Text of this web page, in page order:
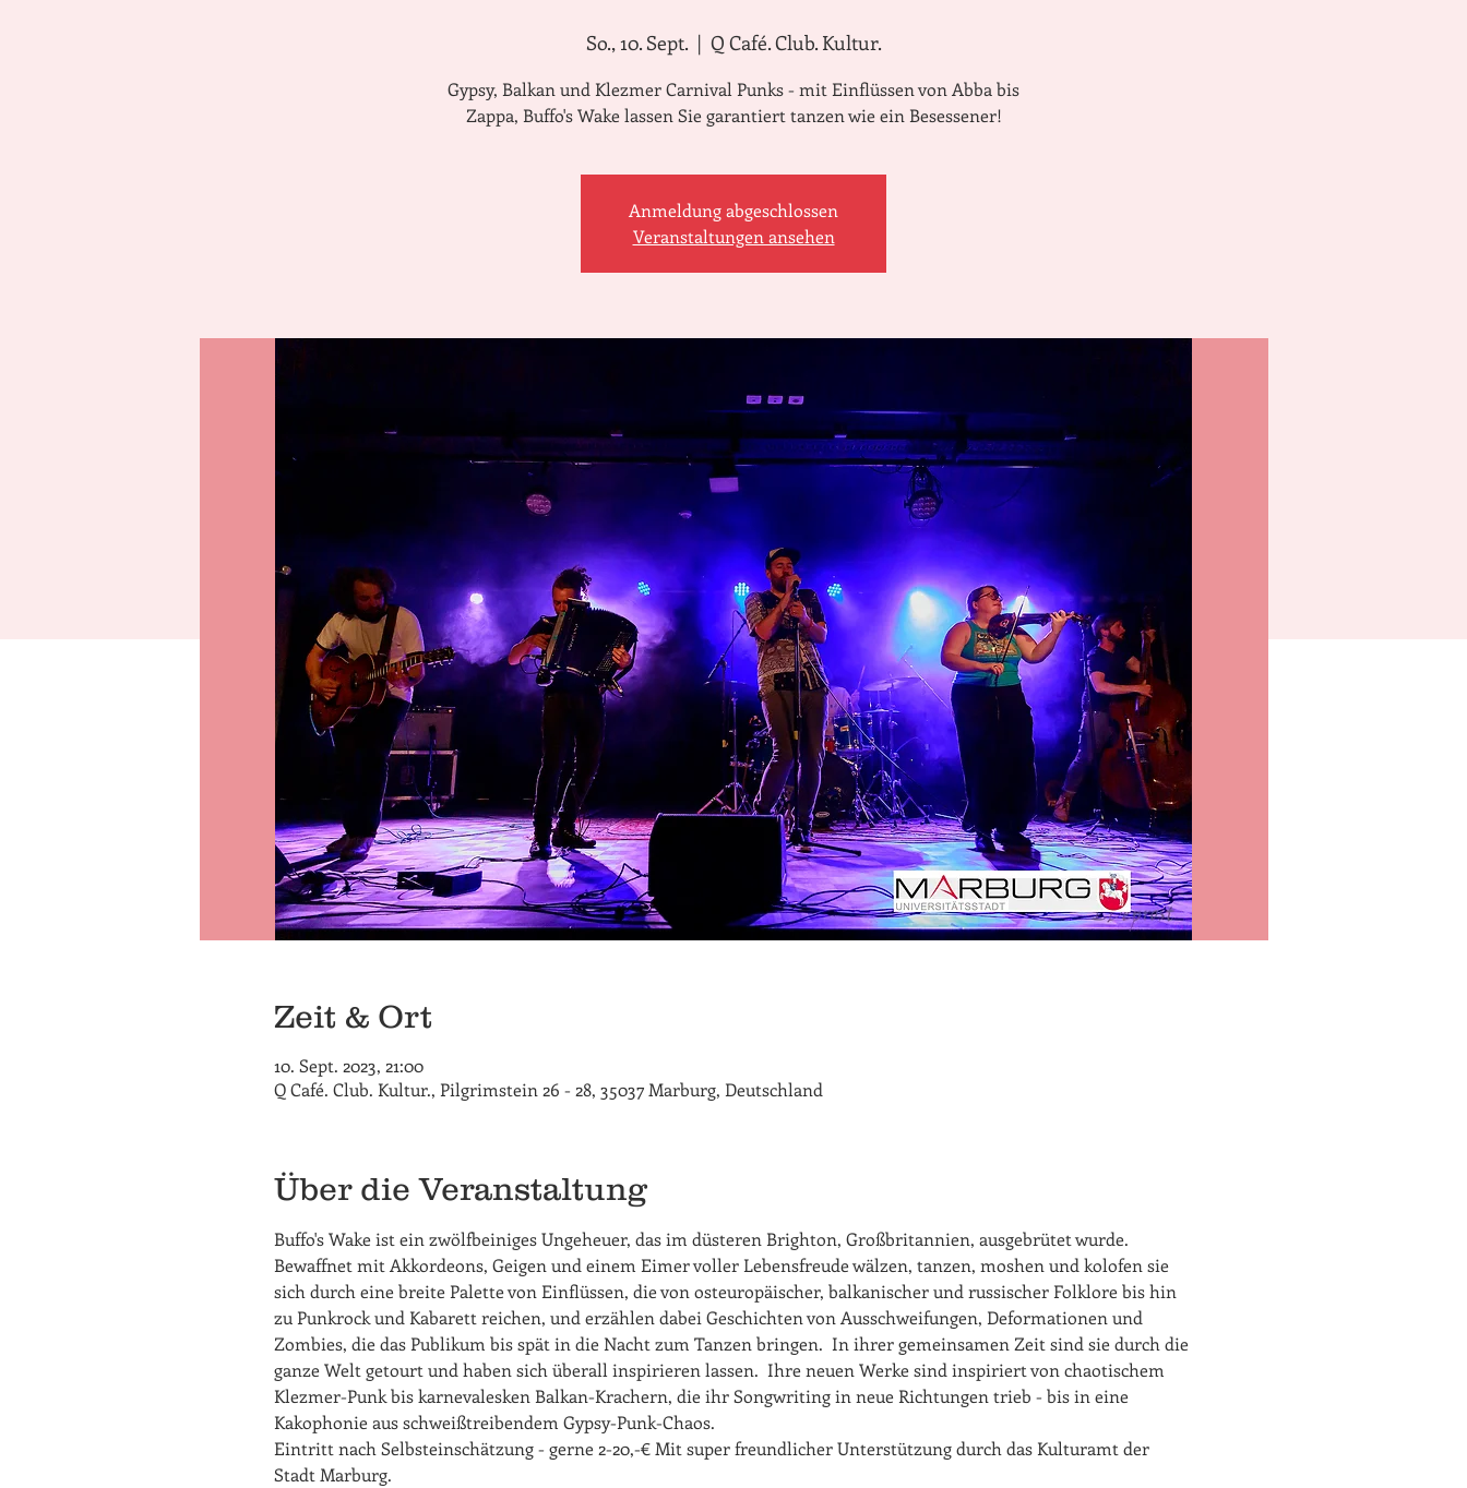
So., 10. Sept.
  |
Q Café. Club. Kultur.
Gypsy, Balkan und Klezmer Carnival Punks - mit Einflüssen von Abba bis
Anmeldung abgeschlossen
Veranstaltungen ansehen
Zeit & Ort
10. Sept. 2023, 21:00
Q Café. Club. Kultur., Pilgrimstein 26 - 28, 35037 Marburg, Deutschland
Über die Veranstaltung
Buffo's Wake ist ein zwölfbeiniges Ungeheuer, das im düsteren Brighton, Großbritannien, ausgebrütet wurde.
Bewaffnet mit Akkordeons, Geigen und einem Eimer voller Lebensfreude wälzen, tanzen, moshen und kolofen sie
sich durch eine breite Palette von Einflüssen, die von osteuropäischer, balkanischer und russischer Folklore bis hin
zu Punkrock und Kabarett reichen, und erzählen dabei Geschichten von Ausschweifungen, Deformationen und
Zombies, die das Publikum bis spät in die Nacht zum Tanzen bringen.  In ihrer gemeinsamen Zeit sind sie durch die
ganze Welt getourt und haben sich überall inspirieren lassen.  Ihre neuen Werke sind inspiriert von chaotischem
Klezmer-Punk bis karnevalesken Balkan-Krachern, die ihr Songwriting in neue Richtungen trieb - bis in eine
Kakophonie aus schweißtreibendem Gypsy-Punk-Chaos.
Eintritt nach Selbsteinschätzung - gerne 2-20,-€ Mit super freundlicher Unterstützung durch das Kulturamt der
Stadt Marburg.